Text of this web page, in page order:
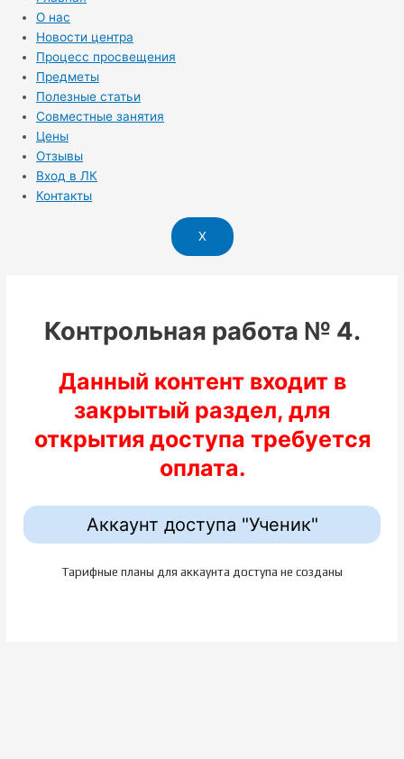
О нас
Новости центра
Процесс просвещения
Предметы
Полезные статьи
Совместные занятия
Цены
Отзывы
Вход в ЛК
Контакты
X
Контрольная работа № 4.
Данный контент входит в
закрытый раздел, для
открытия доступа требуется
оплата.
Аккаунт доступа "Ученик"
Тарифные планы для аккаунта доступа не созданы